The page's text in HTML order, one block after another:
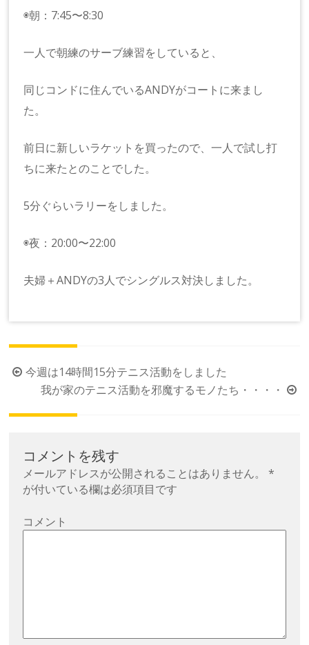
◉朝：7:45〜8:30
一人で朝練のサーブ練習をしていると、
同じコンドに住んでいるANDYがコートに来まし
た。
前日に新しいラケットを買ったので、一人で試し打
ちに来たとのことでした。
5分ぐらいラリーをしました。
◉夜：20:00〜22:00
夫婦＋ANDYの3人でシングルス対決しました。
投
ナ
今週は14時間15分テニス活動をしました
我が家のテニス活動を邪魔するモノたち・・・・
コメントを残す
メールアドレスが公開されることはありません。
*
が付いている欄は必須項目です
コメント